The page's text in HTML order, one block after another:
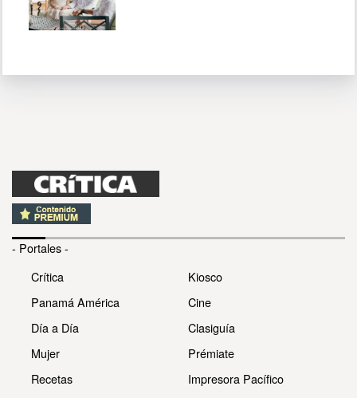
- Portales -
Crítica
Panamá América
Día a Día
Mujer
Recetas
Kiosco
Cine
Clasiguía
Prémiate
Impresora Pacífico